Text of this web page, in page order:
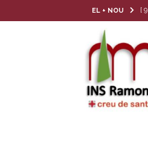
EL + NOU [
[
[